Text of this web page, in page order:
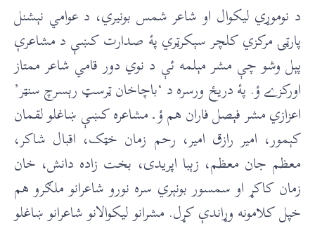
د نوموړي ليکوال او شاعر شمس بونيري، د عوامي نېشنل
پارټۍ مرکزي کلچر سېکرټري پۀ صدارت کښې د مشاعرې
پېل وشو چې مشر مېلمه ئې د نوي دور قامي شاعر ممتاز
اورکزے ؤ. پۀ دریځ ورسره د ‘باچاخان ټرسټ رېسرچ سنټر’
اعزازي مشر فېصل فاران هم ؤ ـ مشاعره کښې ښاغلو لقمان
کېمور، امیر رازق امیر، رحم زمان خټک، اقبال شاکر،
معظم جان معظم، زېبا اپریدۍ، بخت زاده دانش، خان
زمان کاکړ او سمسور بونېري سره نورو شاعرانو ملګرو هم
خپل کلامونه وړاندې کړل. مشرانو لیکوالانو شاعرانو ښاغلو